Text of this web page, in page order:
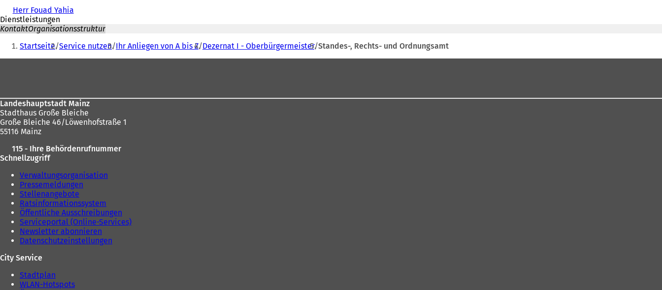
Herr Fouad Yahia
Dienstleistungen
KontaktOrganisationsstruktur
Sie
befinden
Startseite Service nutzen Ihr Anliegen von A bis Z Dezernat I - Oberbürgermeister Standes-, Rechts- und Ordnungsamt
Landeshauptstadt Mainz
Stadthaus Große Bleiche
Große Bleiche 46/Löwenhofstraße 1
55116 Mainz
115 - Ihre Behördenrufnummer
Schnellzugriff
Verwaltungsorganisation
Pressemeldungen
Stellenangebote
Ratsinformationssystem
Öffentliche Ausschreibungen
Serviceportal (Online-Services)
Newsletter abonnieren
Datenschutzeinstellungen
City Service
Stadtplan
WLAN-Hotspots